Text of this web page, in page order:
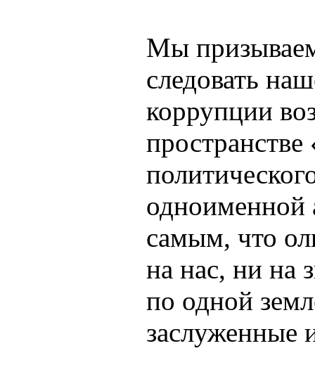
Мы
следовать
коррупции
одноименной
самым, что
на нас, ни на
по одной
заслуженные